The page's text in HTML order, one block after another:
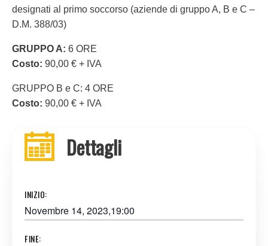
designati al primo soccorso (aziende di gruppo A, B e C –
D.M. 388/03)
GRUPPO A: 6 ORE
Costo: 90,00 € + IVA
GRUPPO B e C: 4 ORE
Costo: 90,00 € + IVA
Dettagli
INIZIO:
Novembre 14, 2023,19:00
FINE: